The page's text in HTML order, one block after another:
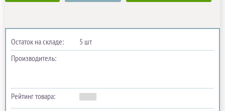
Остаток на складе:
5 шт
Производитель:
Рейтинг товара: